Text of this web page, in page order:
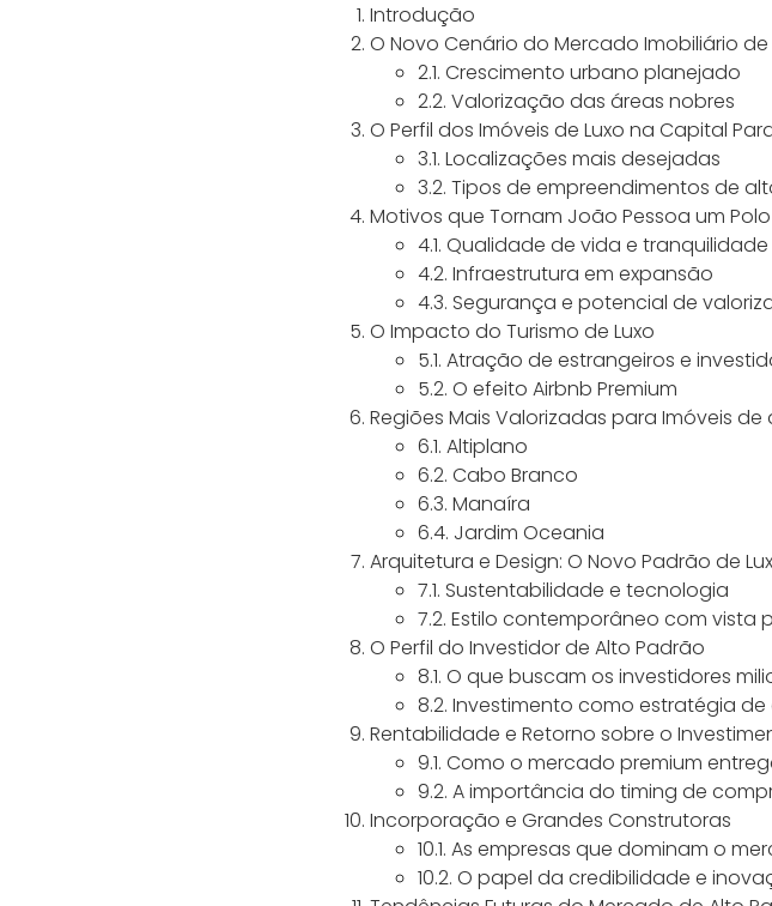
Introdução
O Novo Cenário do Mercado Imobiliário
2.1. Crescimento urbano planejado
2.2. Valorização das áreas nobres
O Perfil dos Imóveis de Luxo na Capital
3.1. Localizações mais desejadas
3.2. Tipos de empreendimentos de
Motivos que Tornam João Pessoa um
4.1. Qualidade de vida e tranquilidade
4.2. Infraestrutura em expansão
4.3. Segurança e potencial de
O Impacto do Turismo de Luxo
5.1. Atração de estrangeiros e
5.2. O efeito Airbnb Premium
Regiões Mais Valorizadas para Imóveis de
6.1. Altiplano
6.2. Cabo Branco
6.3. Manaíra
6.4. Jardim Oceania
Arquitetura e Design: O Novo Padrão de
7.1. Sustentabilidade e tecnologia
7.2. Estilo contemporâneo com vista
O Perfil do Investidor de Alto Padrão
8.1. O que buscam os investidores
8.2. Investimento como estratégia
Rentabilidade e Retorno sobre o
9.1. Como o mercado premium
9.2. A importância do timing de
Incorporação e Grandes Construtoras
10.1. As empresas que dominam o
10.2. O papel da credibilidade e